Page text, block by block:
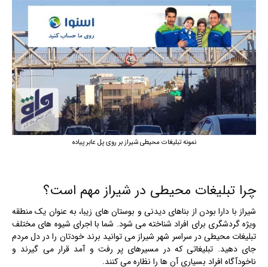
نمونه تبلیغات محیطی شیراز بر روی پل عابر پیاده
چرا تبلیغات محیطی در شیراز مهم است؟
شیراز با دارا بودن از بناهای دیدنی و بوستان های زیبا، به عنوان یک منطقه
ویژه گردشگری برای افراد شناخته می شود. شما با اجرای شیوه های مختلف
تبلیغات محیطی در سراسر شهر شیراز می توانید برند خودتان را در دل مردم
جای دهید. تبلیغاتی که در مسیرهای پر رفت و آمد قرار می گیرند و
ناخودآگاه افراد بسیاری آن ها را نظاره می کنند.